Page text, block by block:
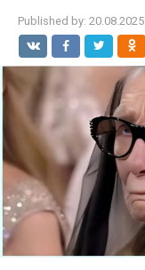
Published by: 20.08.2025